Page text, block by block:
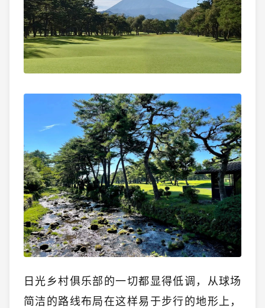
日光乡村俱乐部的一切都显得低调，从球场
简洁的路线布局在这样易于步行的地形上，